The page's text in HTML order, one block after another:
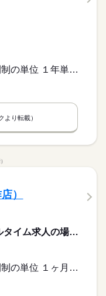
変形労働時間制 変形労働時間制の単位 １年単位 就業時間１ 6時30分〜15時30分 就業時間２ 11時00分〜20時00分 就業時間３ 6時00分〜13時00分
より転載）
）
251,800円〜274,700円 ※フルタイム求人の場合は月額（換算額）、パート求人の場合は時間額を表示しています。
変形労働時間制 変形労働時間制の単位 １ヶ月単位 又は 10時00分〜21時00分の時間の間の8時間程度 就業時間に関する特記事項 実労働時間：７時間４０分